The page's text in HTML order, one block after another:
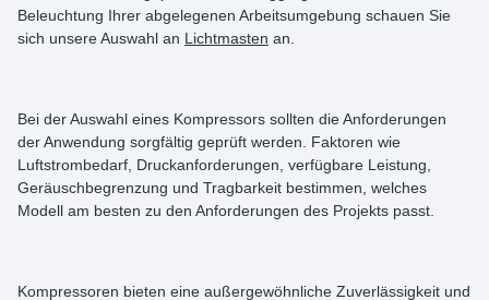
Beleuchtung Ihrer abgelegenen Arbeitsumgebung schauen Sie
sich unsere Auswahl an Lichtmasten an.
Bei der Auswahl eines Kompressors sollten die Anforderungen
der Anwendung sorgfältig geprüft werden. Faktoren wie
Luftstrombedarf, Druckanforderungen, verfügbare Leistung,
Geräuschbegrenzung und Tragbarkeit bestimmen, welches
Modell am besten zu den Anforderungen des Projekts passt.
Kompressoren bieten eine außergewöhnliche Zuverlässigkeit und